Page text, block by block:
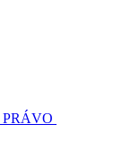
PRÁVO